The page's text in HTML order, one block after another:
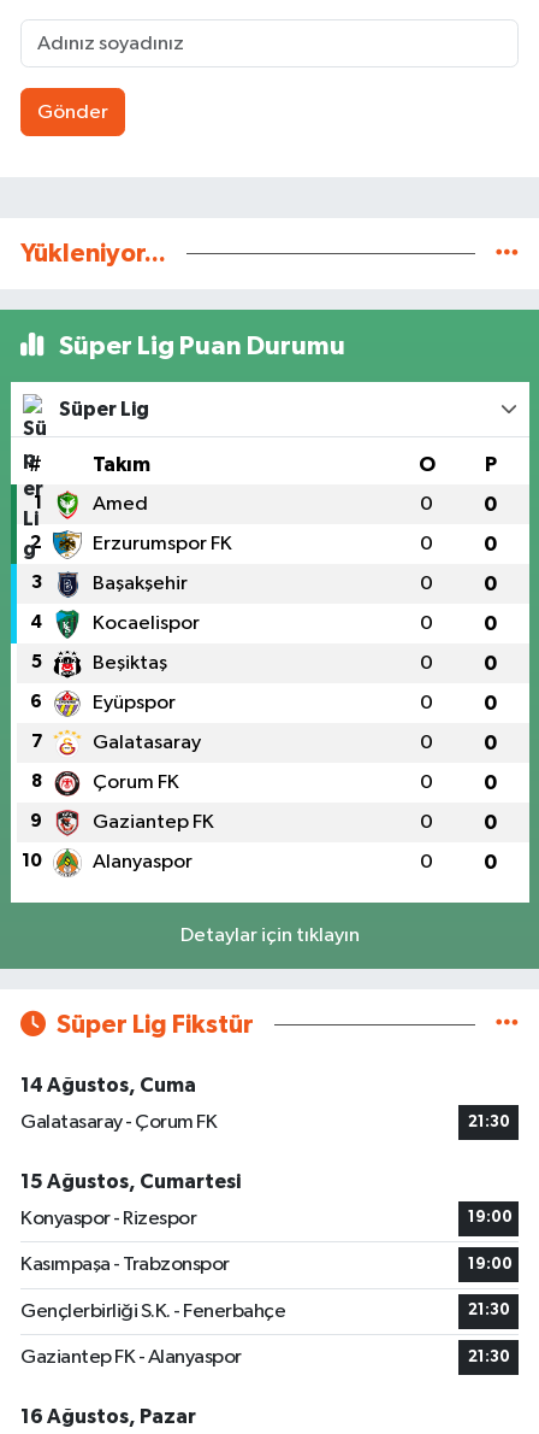
Gönder
Yükleniyor...
Süper Lig Puan Durumu
Süper Lig
# Takım O P
1 Amed 0 0
2 Erzurumspor FK 0 0
3 Başakşehir 0 0
4 Kocaelispor 0 0
5 Beşiktaş 0 0
6 Eyüpspor 0 0
7 Galatasaray 0 0
8 Çorum FK 0 0
9 Gaziantep FK 0 0
10 Alanyaspor 0 0
Detaylar için tıklayın
Süper Lig Fikstür
14 Ağustos, Cuma
Galatasaray - Çorum FK
21:30
15 Ağustos, Cumartesi
Konyaspor - Rizespor
19:00
Kasımpaşa - Trabzonspor 19:00
Gençlerbirliği S.K. - Fenerbahçe 21:30
Gaziantep FK - Alanyaspor 21:30
16 Ağustos, Pazar